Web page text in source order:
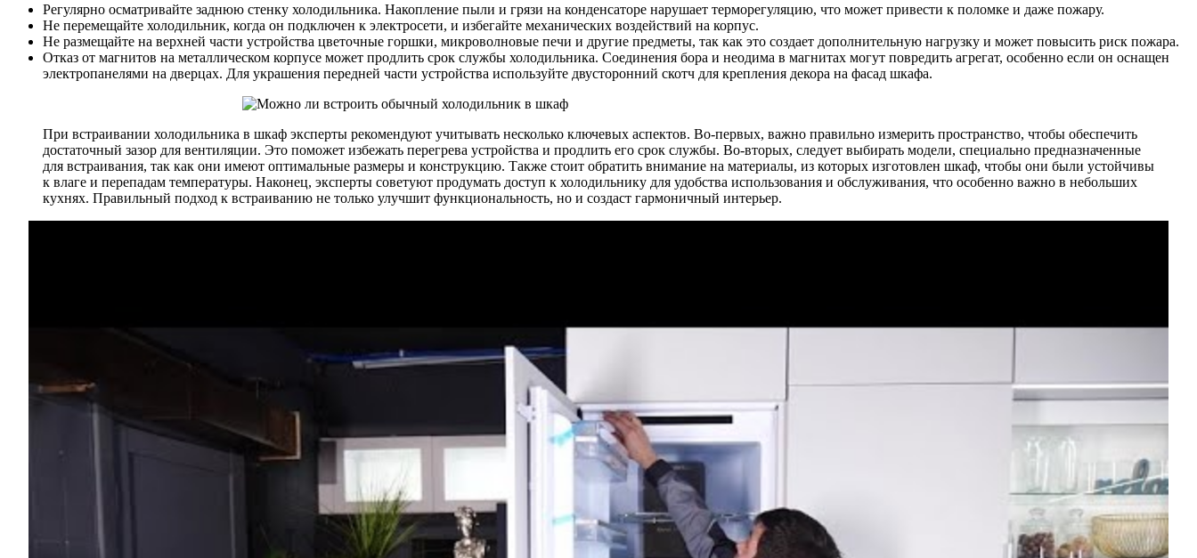
Регулярно осматривайте заднюю стенку холодильника. Накопление пыли и грязи на конденсаторе нарушает терморегуляцию, что может привести к поломке и даже пожару.
Не перемещайте холодильник, когда он подключен к электросети, и избегайте механических воздействий на корпус.
Не размещайте на верхней части устройства цветочные горшки, микроволновые печи и другие предметы, так как это создает дополнительную нагрузку и может повысить риск пожара.
Отказ от магнитов на металлическом корпусе может продлить срок службы холодильника. Соединения бора и неодима в магнитах могут повредить агрегат, особенно если он оснащен
электропанелями на дверцах. Для украшения передней части устройства используйте двусторонний скотч для крепления декора на фасад шкафа.
При встраивании холодильника в шкаф эксперты рекомендуют учитывать несколько ключевых аспектов. Во-первых, важно правильно измерить пространство, чтобы обеспечить
достаточный зазор для вентиляции. Это поможет избежать перегрева устройства и продлить его срок службы. Во-вторых, следует выбирать модели, специально предназначенные
для встраивания, так как они имеют оптимальные размеры и конструкцию. Также стоит обратить внимание на материалы, из которых изготовлен шкаф, чтобы они были устойчивы
к влаге и перепадам температуры. Наконец, эксперты советуют продумать доступ к холодильнику для удобства использования и обслуживания, что особенно важно в небольших
кухнях. Правильный подход к встраиванию не только улучшит функциональность, но и создаст гармоничный интерьер.